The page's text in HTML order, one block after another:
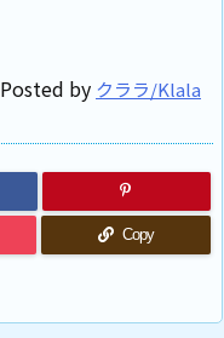
Posted by クララ/Klala
Copy